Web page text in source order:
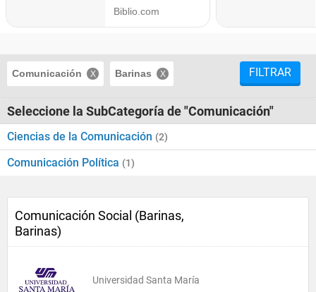
Comunicación Barinas FILTRAR
Seleccione la SubCategoría de "Comunicación"
Ciencias de la Comunicación (2)
Comunicación Política (1)
Comunicación Social (Barinas,
Barinas)
Universidad Santa María